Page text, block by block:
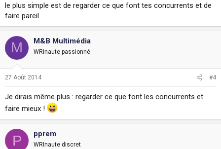
le plus simple est de regarder ce que font tes concurrents et de
faire pareil
M M&B Multimédia
WRInaute passionné
27 Août 2014 #4
Je dirais même plus : regarder ce que font les concurrents et
faire mieux !
P pprem
WRInaute discret